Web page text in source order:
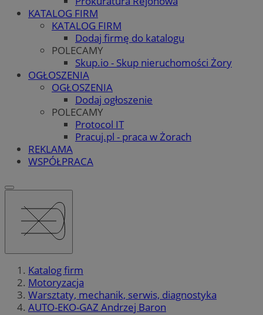
KATALOG FIRM
KATALOG FIRM
Dodaj firmę do katalogu
POLECAMY
Skup.io - Skup nieruchomości Żory
OGŁOSZENIA
OGŁOSZENIA
Dodaj ogłoszenie
POLECAMY
Protocol IT
Pracuj.pl - praca w Żorach
REKLAMA
WSPÓŁPRACA
Katalog firm
Motoryzacja
Warsztaty, mechanik, serwis, diagnostyka
AUTO-EKO-GAZ Andrzej Baron